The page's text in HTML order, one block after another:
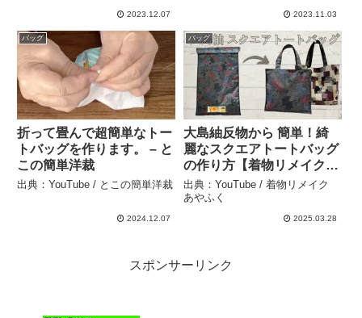
2023.12.07 2023.11.03
バッグ
折って畳んで超簡単なトー
トバッグを作ります。 – と
この簡単洋裁
出典：YouTube / とこの簡単洋裁
2024.12.07
バッグ
大島紬反物から 簡単！綺
麗なスクエアトートバッグ
の作り方【着物リメイクバ
ッグ】 Oshima Tsumugi
Square toto bag,Easy
sewing tutorial,DIY – 着物
出典：YouTube / 着物リメイク
あやふく
2025.03.28
スポンサーリンク